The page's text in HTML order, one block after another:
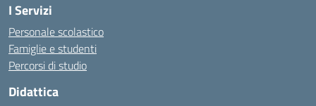
I Servizi
Personale scolastico
Famiglie e studenti
Percorsi di studio
Didattica